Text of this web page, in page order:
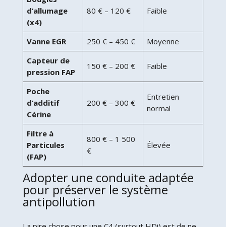
d’allumage
(x4)
80 € – 120 € Faible
Vanne EGR 250 € – 450 €
Moyenne
Capteur de
pression FAP
150 € – 200 € Faible
Poche
d’additif
Cérine
200 € – 300 €
Entretien
normal
Filtre à
Particules
(FAP)
800 € – 1 500
€
Élevée
Adopter une conduite adaptée
pour préserver le système
antipollution